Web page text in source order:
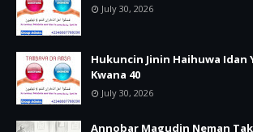
July 30, 2026
Hukuncin Jinin Haihuwa Idan
Kwana 40
July 30, 2026
Annobar Magudin Neman